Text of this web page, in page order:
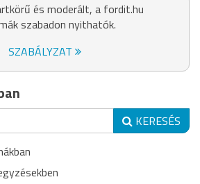
és moderált, a fordit.hu
szabadon nyithatók.
SZABÁLYZAT
KERESÉS